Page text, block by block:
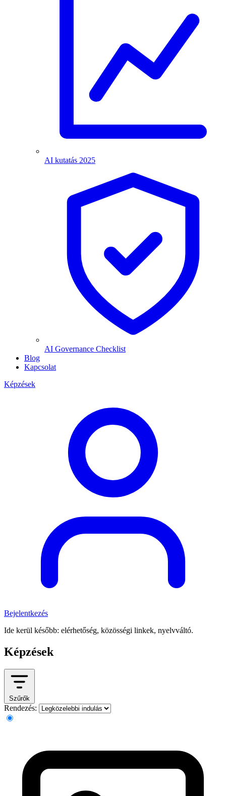
AI kutatás 2025
AI Governance Checklist
Blog
Kapcsolat
Képzések
Bejelentkezés
Ide kerül később: elérhetőség, közösségi linkek, nyelvváltó.
Képzések
Szűrők
Rendezés: